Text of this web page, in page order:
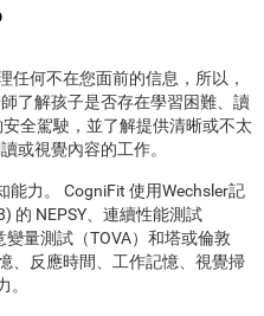
任何不在您面前的信息，所以，
師了解孩子是否存在學習困難、讀
安全駕駛，並了解提供清晰或不太
或視覺內容的工作。
力。 CogniFit 使用Wechsler記
的 NEPSY、連續性能測試
量測試（TOVA）和塔或倫敦
、反應時間、工作記憶、視覺掃